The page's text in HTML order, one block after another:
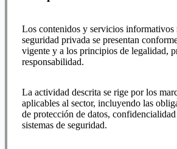
Los contenidos y servicios informativos
seguridad privada se presentan
vigente y a los principios de legalidad,
responsabilidad.
La actividad descrita se rige por los
aplicables al sector, incluyendo las
de protección de datos,
sistemas de seguridad.